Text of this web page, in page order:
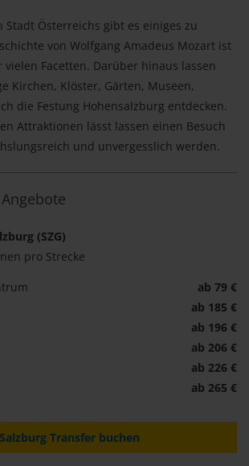
Österreichs gibt es einiges zu
von Wolfgang Amadeus Mozart ist
Facetten. Darüber hinaus lassen
Kirchen, Klöster, Gärten, Museen,
die Festung Hohensalzburg entdecken.
Attraktionen lässt lassen einen Besuch
und unvergesslich werden.
(SZG)
pro Strecke
ab 79 €
ab 185 €
ab 196 €
ab 206 €
ab 226 €
ab 265 €
Salzburg Transfer buchen